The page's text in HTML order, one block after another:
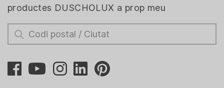
productes DUSCHOLUX a prop meu